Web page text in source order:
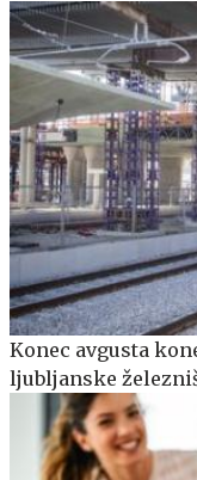
Konec avgusta
ljubljanske